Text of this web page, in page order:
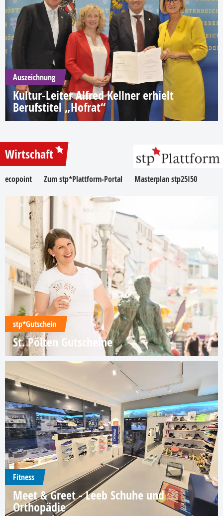
Auszeichnung
Kultur-Leiter Alfred Kellner erhielt
Berufstitel „Hofrat“
Wirtschaft
ecopoint Zum stp*Plattform-Portal Masterplan stp25I50
stp*Gutschein
St. Pölten Gutscheine
Fitness
Meet & Greet - Leeb Schuhe und
Orthopädie